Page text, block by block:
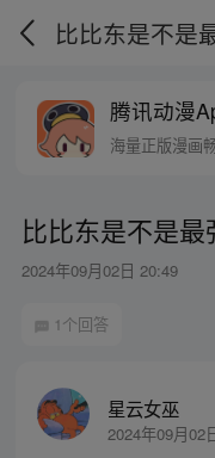
比比东是不是
腾讯动漫
海量正版漫画
比比东是不是最
2024年09月02日 20:49
1个回答
星云女巫
2024年09月02